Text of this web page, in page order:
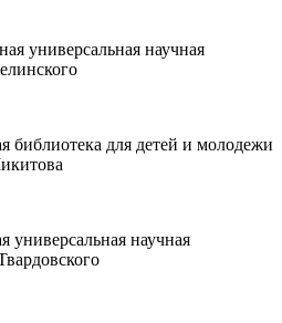
универсальная научная
библиотека для детей и молодежи
универсальная научная